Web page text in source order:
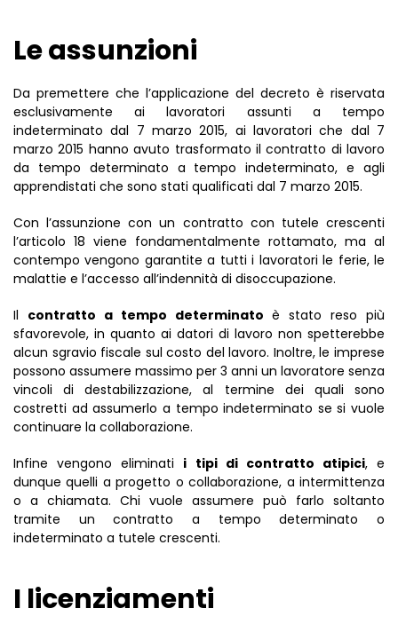
Le assunzioni
Da premettere che l’applicazione del decreto è riservata
esclusivamente ai lavoratori assunti a tempo
indeterminato dal 7 marzo 2015, ai lavoratori che dal 7
marzo 2015 hanno avuto trasformato il contratto di lavoro
da tempo determinato a tempo indeterminato, e agli
apprendistati che sono stati qualificati dal 7 marzo 2015.
Con l’assunzione con un contratto con tutele crescenti
l’articolo 18 viene fondamentalmente rottamato, ma al
contempo vengono garantite a tutti i lavoratori le ferie, le
malattie e l’accesso all’indennità di disoccupazione.
Il contratto a tempo determinato è stato reso più
sfavorevole, in quanto ai datori di lavoro non spetterebbe
alcun sgravio fiscale sul costo del lavoro. Inoltre, le imprese
possono assumere massimo per 3 anni un lavoratore senza
vincoli di destabilizzazione, al termine dei quali sono
costretti ad assumerlo a tempo indeterminato se si vuole
continuare la collaborazione.
Infine vengono eliminati i tipi di contratto atipici, e
dunque quelli a progetto o collaborazione, a intermittenza
o a chiamata. Chi vuole assumere può farlo soltanto
tramite un contratto a tempo determinato o
indeterminato a tutele crescenti.
I licenziamenti